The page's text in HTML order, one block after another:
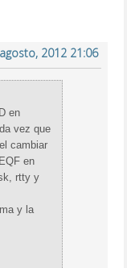
2012 21:06
en
vez que
cambiar
en
rtty y
y la